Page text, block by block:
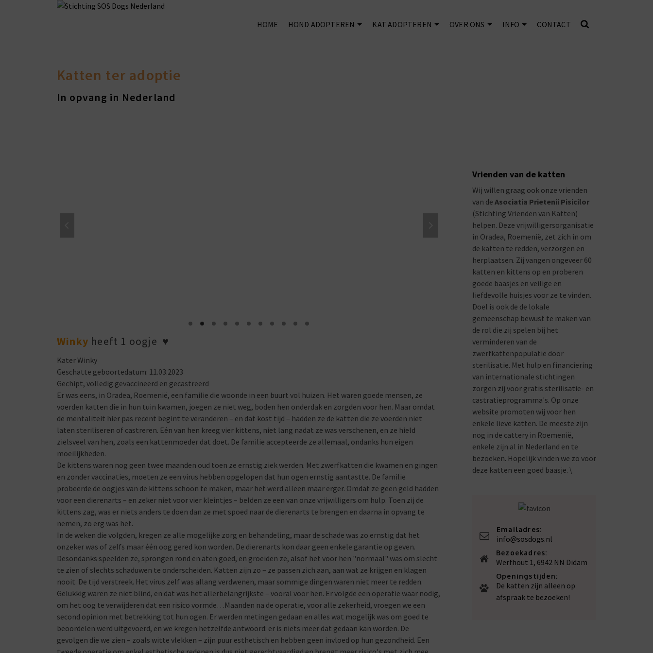
HOME HOND ADOPTEREN KAT ADOPTEREN OVER ONS INFO CONTACT
Katten ter adoptie
In opvang in Nederland
Winky heeft 1 oogje ♥
Kater Winky
Geschatte geboortedatum: 11.03.2023
Gechipt, volledig gevaccineerd en gecastreerd
Er was eens, in Oradea, Roemenië, een familie die woonde in een buurt vol huizen. Het waren goede mensen, ze
voerden katten die in hun tuin kwamen, joegen ze niet weg, boden hen onderdak en zorgden voor hen. Maar omdat
de mentaliteit hier pas recent begint te veranderen – en dat kost tijd – hadden ze de katten die ze voerden niet
laten steriliseren of castreren. Eén van hen kreeg vier kittens, niet lang nadat ze was verschenen, en ze hield
zielsveel van hen, zoals een kattenmoeder dat doet. De familie accepteerde ze allemaal, ondanks hun eigen
moeilijkheden.
De kittens waren nog geen twee maanden oud toen ze ernstig ziek werden. Met zwerfkatten die kwamen en gingen
en zonder vaccinaties, moeten ze een virus hebben opgelopen dat hun ogen ernstig aantastte. De familie
probeerde de oogjes van de kittens schoon te maken, maar het werd alleen maar erger. Omdat ze geen geld hadden
voor een dierenarts – en zeker niet voor vier kleintjes – belden ze een van onze vrijwilligers om hulp. Toen zij de
kittens zag, was er niets anders te doen dan ze met spoed naar de dierenarts te brengen en daarna in opvang te
nemen, zo erg was het.
In de weken die volgden, kregen ze alle mogelijke zorg en behandeling, maar de schade was zo ernstig dat het
onzeker was of zelfs maar één oog gered kon worden. De dierenarts kon daar geen enkele garantie op geven.
Desondanks speelden ze, sprongen rond en aten goed, en groeiden ze, alsof het voor hen "normaal" was om slecht
te zien of slechts schaduwen te onderscheiden. Katten zijn zo – ze passen zich aan, aan wat ze krijgen en klagen
nooit. De tijd verstreek. Het virus zelf was allang verdwenen, maar sommige dingen waren niet meer te redden.
Gelukkig waren ze niet blind, en dat was het allerbelangrijkste – vooral voor hen. Er volgde een operatie waar nodig,
om het oog te verwijderen dat een risico vormde…Maanden na de operatie, voor alle zekerheid, vroegen we een
second opinion met betrekking tot hun ogen. Er werden metingen gedaan en alles wat mogelijk was om goed te
beoordelen werd uitgevoerd, en we kregen hetzelfde antwoord: er is niets meer dat gedaan kan worden. De
gevolgen die we zien – zoals witte vlekken – zijn puur esthetisch en hebben geen invloed op hun gezondheid. Een
Vrienden van de katten
Wij willen graag ook onze vrienden
van de Asociatia Prietenii Pisicilor
(Stichting Vrienden van Katten)
helpen. Deze vrijwilligersorganisatie
in Oradea, Roemenië, zet zich in om
de katten te redden, verzorgen en
herplaatsen. Zij vangen ongeveer 60
katten en kittens op en proberen
goede baasjes en veilige en
liefdevolle huisjes voor ze te vinden.
Doel is ook de de lokale
gemeenschap bewust te maken van
de rol die zij spelen bij het
verminderen van de
zwerfkattenpopulatie door
sterilisatie. Met hulp en financiering
van internationale stichtingen
zorgen zij voor gratis sterilisatie- en
castratieprogramma's. Op onze
website promoten wij voor hen
enkele lieve katten. De meeste zijn
nog in de cattery in Roemenië,
enkele zijn al in Nederland en te
bezoeken. Hopelijk vinden we zo voor
deze katten een goed baasje. \
Emailadres:
info@sosdogs.nl
Bezoekadres:
Werfhout 1, 6942 NN Didam
Openingstijden:
De katten zijn alleen op
afspraak te bezoeken!